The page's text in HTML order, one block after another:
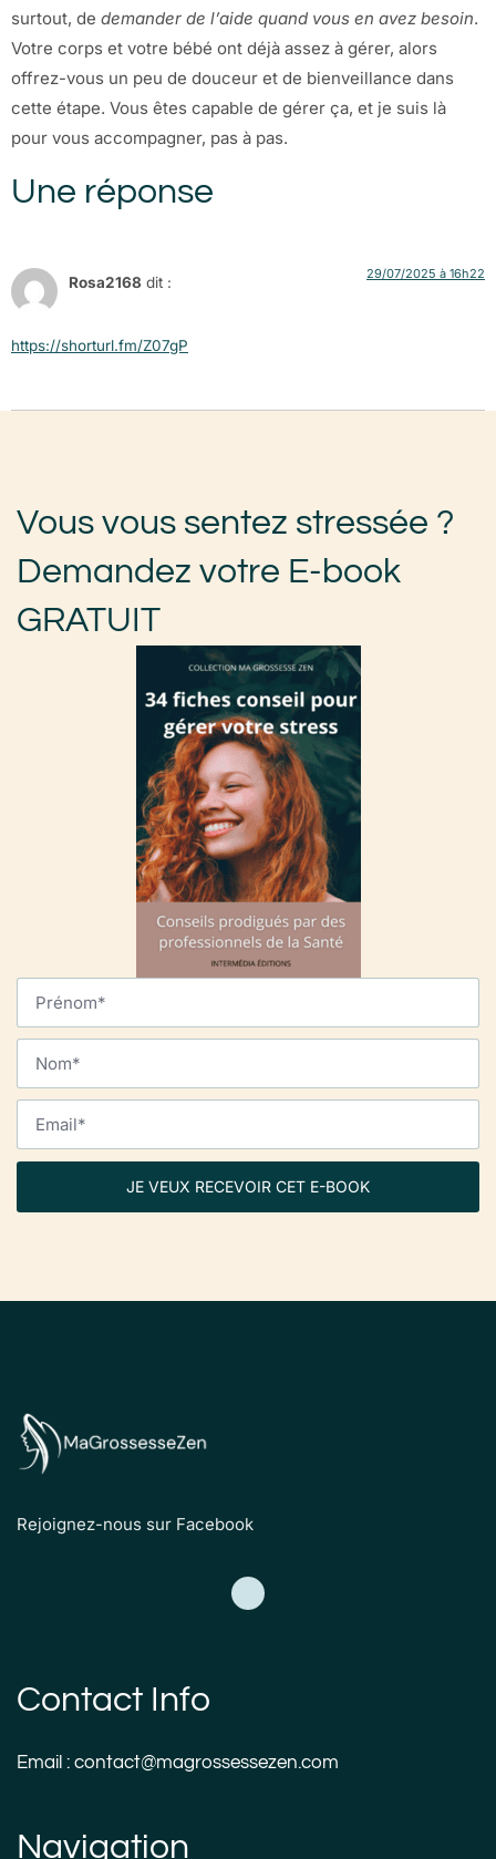
surtout, de demander de l’aide quand vous en avez besoin.
Votre corps et votre bébé ont déjà assez à gérer, alors
offrez-vous un peu de douceur et de bienveillance dans
cette étape. Vous êtes capable de gérer ça, et je suis là
pour vous accompagner, pas à pas.
Une réponse
Rosa2168 dit : 29/07/2025 à 16h22
https://shorturl.fm/Z07gP
Vous vous sentez stressée ?
Demandez votre E-book
GRATUIT
JE VEUX RECEVOIR CET E-BOOK
Rejoignez-nous sur Facebook
Contact Info
Email : contact@magrossessezen.com
Navigation